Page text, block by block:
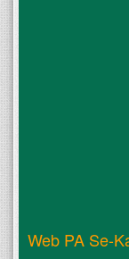
Web PA Se-